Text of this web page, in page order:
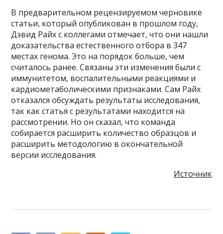
В предварительном рецензируемом черновике
статьи, который опубликован в прошлом году,
Дэвид Райх с коллегами отмечает, что они нашли
доказательства естественного отбора в 347
местах генома. Это на порядок больше, чем
считалось ранее. Связаны эти изменения были с
иммунитетом, воспалительными реакциями и
кардиометаболическими признаками. Сам Райх
отказался обсуждать результаты исследования,
так как статья с результатами находится на
рассмотрении. Но он сказал, что команда
собирается расширить количество образцов и
расширить методологию в окончательной
версии исследования.
Источник